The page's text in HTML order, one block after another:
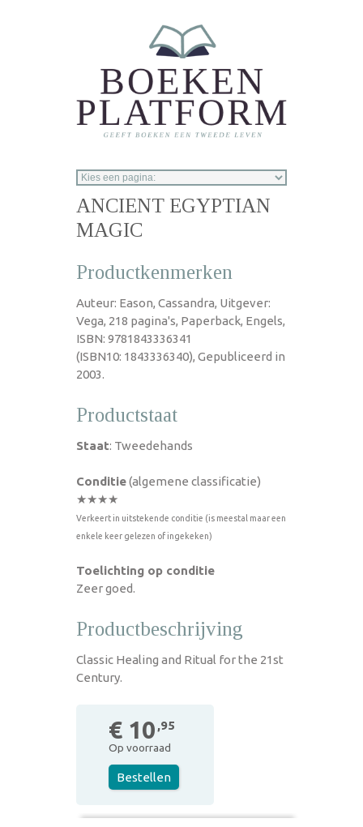
ANCIENT EGYPTIAN
MAGIC
Productkenmerken
Auteur: Eason, Cassandra, Uitgever:
Vega, 218 pagina's, Paperback, Engels,
ISBN: 9781843336341
(ISBN10: 1843336340), Gepubliceerd in
2003.
Productstaat
Staat: Tweedehands
Conditie(algemene classificatie)
★★★★
Verkeert in uitstekende conditie (is meestal maar een
enkele keer gelezen of ingekeken)
Toelichting op conditie
Zeer goed.
Productbeschrijving
Classic Healing and Ritual for the 21st
Century.
€ 10 ,95
Op voorraad
Bestellen